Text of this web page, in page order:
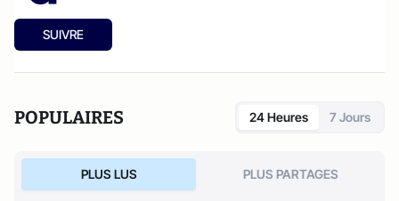
SUIVRE
POPULAIRES 24 Heures 7 Jours
PLUS LUS PLUS PARTAGES